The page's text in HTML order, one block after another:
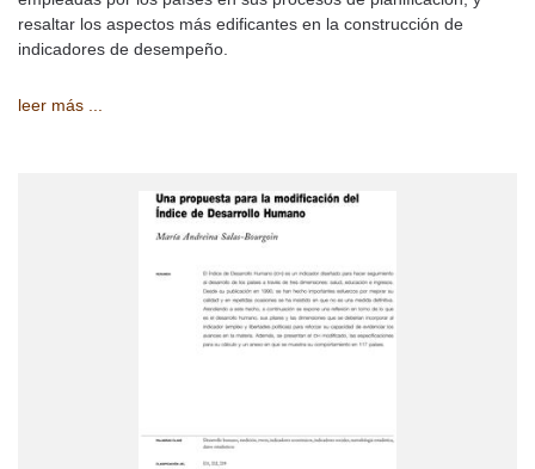
resaltar los aspectos más edificantes en la construcción de
indicadores de desempeño.
leer más ...